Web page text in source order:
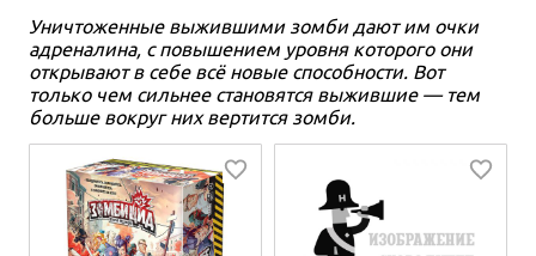
Уничтоженные выжившими зомби дают им очки
адреналина, с повышением уровня которого они
открывают в себе всё новые способности. Вот
только чем сильнее становятся выжившие — тем
больше вокруг них вертится зомби.